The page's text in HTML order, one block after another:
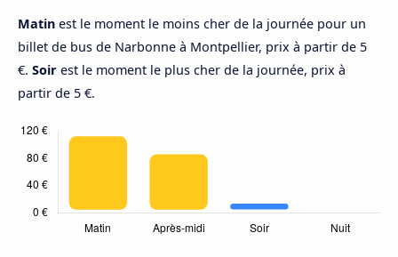
Matin est le moment le moins cher de la journée pour un
billet de bus de Narbonne à Montpellier, prix à partir de 5
€. Soir est le moment le plus cher de la journée, prix à
partir de 5 €.